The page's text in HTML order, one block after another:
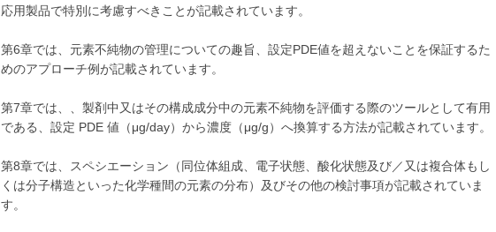
応用製品で特別に考慮すべきことが記載されています。
第6章では、元素不純物の管理についての趣旨、設定PDE値を超えないことを保証するた
めのアプローチ例が記載されています。
第7章では、、製剤中又はその構成成分中の元素不純物を評価する際のツールとして有用
である、設定 PDE 値（μg/day）から濃度（μg/g）へ換算する方法が記載されています。
第8章では、スペシエーション（同位体組成、電子状態、酸化状態及び／又は複合体もし
くは分子構造といった化学種間の元素の分布）及びその他の検討事項が記載されていま
す。